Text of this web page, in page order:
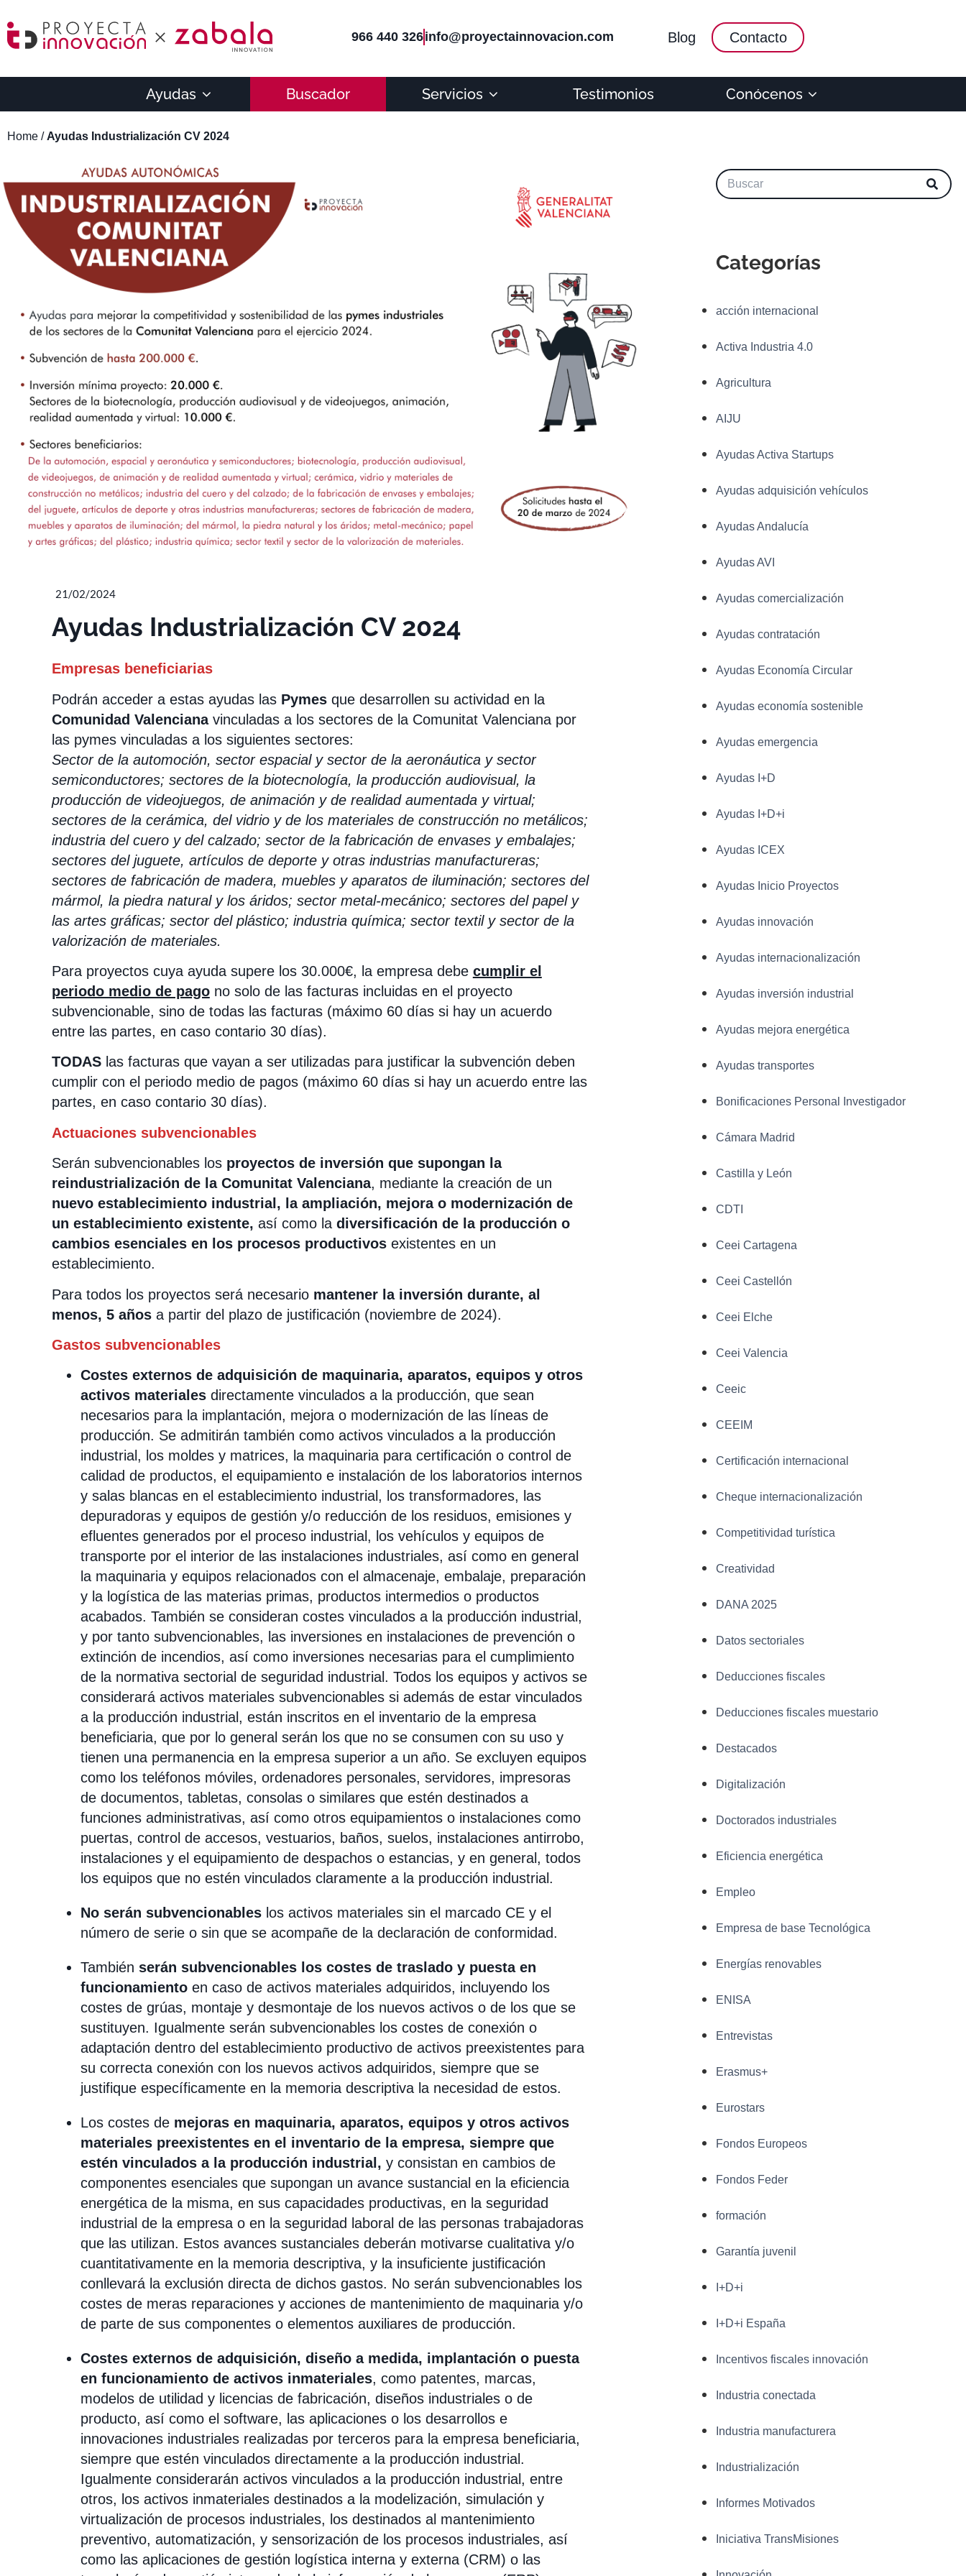
966 440 326info@proyectainnovacion.com Blog Contacto
Ayudas Buscador Servicios Testimonios Conócenos
Home / Ayudas Industrialización CV 2024
21/02/2024
Ayudas Industrialización CV 2024
Empresas beneficiarias
Podrán acceder a estas ayudas las Pymes que desarrollen su actividad en la
Comunidad Valencianavinculadas a los sectores de la Comunitat Valenciana por
las pymes vinculadas a los siguientes sectores:
Sector de la automoción, sector espacial y sector de la aeronáutica y sector
semiconductores; sectores de la biotecnología, la producción audiovisual, la
producción de videojuegos, de animación y de realidad aumentada y virtual;
sectores de la cerámica, del vidrio y de los materiales de construcción no metálicos;
industria del cuero y del calzado; sector de la fabricación de envases y embalajes;
sectores del juguete, artículos de deporte y otras industrias manufactureras;
sectores de fabricación de madera, muebles y aparatos de iluminación; sectores del
mármol, la piedra natural y los áridos; sector metal-mecánico; sectores del papel y
las artes gráficas; sector del plástico; industria química; sector textil y sector de la
valorización de materiales.
Para proyectos cuya ayuda supere los 30.000€, la empresa debe cumplir el
periodo medio de pagono solo de las facturas incluidas en el proyecto
subvencionable, sino de todas las facturas (máximo 60 días si hay un acuerdo
entre las partes, en caso contario 30 días).
TODAS las facturas que vayan a ser utilizadas para justificar la subvención deben
cumplir con el periodo medio de pagos (máximo 60 días si hay un acuerdo entre las
partes, en caso contario 30 días).
Actuaciones subvencionables
Serán subvencionables losproyectos de inversión que supongan la
reindustrialización de la Comunitat Valenciana, mediante la creación de un
nuevo establecimiento industrial, la ampliación, mejora o modernización de
un establecimiento existente, así como la diversificación de la producción o
cambios esenciales en los procesos productivos existentes en un
establecimiento.
Para todos los proyectos será necesariomantener la inversión durante, al
menos, 5 añosa partir del plazo de justificación (noviembre de 2024).
Gastos subvencionables
Costes externos de adquisición de maquinaria, aparatos, equipos y otros
activos materiales directamente vinculados a la producción, que sean
necesarios para la implantación, mejora o modernización de las líneas de
producción. Se admitirán también como activos vinculados a la producción
industrial, los moldes y matrices, la maquinaria para certificación o control de
calidad de productos, el equipamiento e instalación de los laboratorios internos
y salas blancas en el establecimiento industrial, los transformadores, las
depuradoras y equipos de gestión y/o reducción de los residuos, emisiones y
efluentes generados por el proceso industrial, los vehículos y equipos de
transporte por el interior de las instalaciones industriales, así como en general
la maquinaria y equipos relacionados con el almacenaje, embalaje, preparación
y la logística de las materias primas, productos intermedios o productos
acabados. También se consideran costes vinculados a la producción industrial,
y por tanto subvencionables, las inversiones en instalaciones de prevención o
extinción de incendios, así como inversiones necesarias para el cumplimiento
de la normativa sectorial de seguridad industrial. Todos los equipos y activos se
considerará activos materiales subvencionables si además de estar vinculados
a la producción industrial, están inscritos en el inventario de la empresa
beneficiaria, que por lo general serán los que no se consumen con su uso y
tienen una permanencia en la empresa superior a un año. Se excluyen equipos
como los teléfonos móviles, ordenadores personales, servidores, impresoras
de documentos, tabletas, consolas o similares que estén destinados a
funciones administrativas, así como otros equipamientos o instalaciones como
puertas, control de accesos, vestuarios, baños, suelos, instalaciones antirrobo,
instalaciones y el equipamiento de despachos o estancias, y en general, todos
los equipos que no estén vinculados claramente a la producción industrial.
No serán subvencionables los activos materiales sin el marcado CE y el
número de serie o sin que se acompañe de la declaración de conformidad.
También serán subvencionables los costes de traslado y puesta en
funcionamiento en caso de activos materiales adquiridos, incluyendo los
costes de grúas, montaje y desmontaje de los nuevos activos o de los que se
sustituyen. Igualmente serán subvencionables los costes de conexión o
adaptación dentro del establecimiento productivo de activos preexistentes para
su correcta conexión con los nuevos activos adquiridos, siempre que se
justifique específicamente en la memoria descriptiva la necesidad de estos.
Los costes de mejoras en maquinaria, aparatos, equipos y otros activos
materiales preexistentes en el inventario de la empresa, siempre que
estén vinculados a la producción industrial, y consistan en cambios de
componentes esenciales que supongan un avance sustancial en la eficiencia
energética de la misma, en sus capacidades productivas, en la seguridad
industrial de la empresa o en la seguridad laboral de las personas trabajadoras
que las utilizan. Estos avances sustanciales deberán motivarse cualitativa y/o
cuantitativamente en la memoria descriptiva, y la insuficiente justificación
conllevará la exclusión directa de dichos gastos. No serán subvencionables los
costes de meras reparaciones y acciones de mantenimiento de maquinaria y/o
de parte de sus componentes o elementos auxiliares de producción.
Costes externos de adquisición, diseño a medida, implantación o puesta
en funcionamiento de activos inmateriales, como patentes, marcas,
modelos de utilidad y licencias de fabricación, diseños industriales o de
producto, así como el software, las aplicaciones o los desarrollos e
innovaciones industriales realizadas por terceros para la empresa beneficiaria,
siempre que estén vinculados directamente a la producción industrial.
Igualmente considerarán activos vinculados a la producción industrial, entre
otros, los activos inmateriales destinados a la modelización, simulación y
virtualización de procesos industriales, los destinados al mantenimiento
preventivo, automatización, y sensorización de los procesos industriales, así
como las aplicaciones de gestión logística interna y externa (CRM) o las
Categorías
acción internacional
Activa Industria 4.0
Agricultura
AIJU
Ayudas Activa Startups
Ayudas adquisición vehículos
Ayudas Andalucía
Ayudas AVI
Ayudas comercialización
Ayudas contratación
Ayudas Economía Circular
Ayudas economía sostenible
Ayudas emergencia
Ayudas I+D
Ayudas I+D+i
Ayudas ICEX
Ayudas Inicio Proyectos
Ayudas innovación
Ayudas internacionalización
Ayudas inversión industrial
Ayudas mejora energética
Ayudas transportes
Bonificaciones Personal Investigador
Cámara Madrid
Castilla y León
CDTI
Ceei Cartagena
Ceei Castellón
Ceei Elche
Ceei Valencia
Ceeic
CEEIM
Certificación internacional
Cheque internacionalización
Competitividad turística
Creatividad
DANA 2025
Datos sectoriales
Deducciones fiscales
Deducciones fiscales muestario
Destacados
Digitalización
Doctorados industriales
Eficiencia energética
Empleo
Empresa de base Tecnológica
Energías renovables
ENISA
Entrevistas
Erasmus+
Eurostars
Fondos Europeos
Fondos Feder
formación
Garantía juvenil
I+D+i
I+D+i España
Incentivos fiscales innovación
Industria conectada
Industria manufacturera
Industrialización
Informes Motivados
Iniciativa TransMisiones